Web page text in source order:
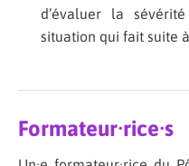
d’évaluer la
situation qui fait suite
Formateur·rice·s